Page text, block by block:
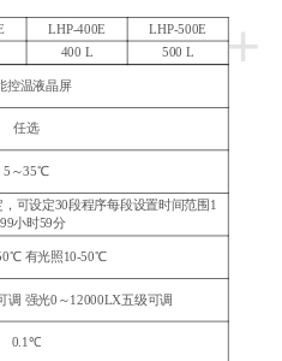
+
LHP-400E LHP-500E
400 L
500 L
控温液晶屏
任选
5～35℃
可设定30段程序每段设置时间范围1
小时59分
有光照10-50℃
调 强光0～12000LX五级可调
0.1℃